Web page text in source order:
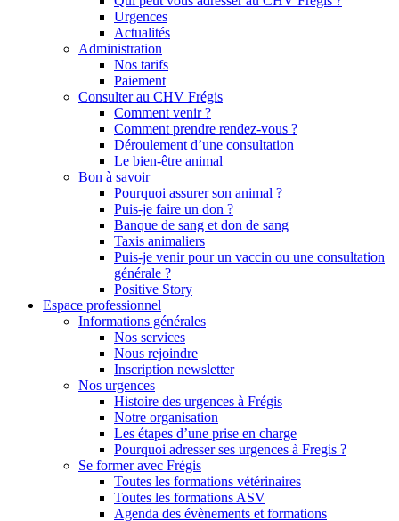
Urgences
Actualités
Administration
Nos tarifs
Paiement
Consulter au CHV Frégis
Comment venir ?
Comment prendre rendez-vous ?
Déroulement d’une consultation
Le bien-être animal
Bon à savoir
Pourquoi assurer son animal ?
Puis-je faire un don ?
Banque de sang et don de sang
Taxis animaliers
Puis-je venir pour un vaccin ou une consultation
générale ?
Positive Story
Espace professionnel
Informations générales
Nos services
Nous rejoindre
Inscription newsletter
Nos urgences
Histoire des urgences à Frégis
Notre organisation
Les étapes d’une prise en charge
Pourquoi adresser ses urgences à Fregis ?
Se former avec Frégis
Toutes les formations vétérinaires
Toutes les formations ASV
Agenda des évènements et formations